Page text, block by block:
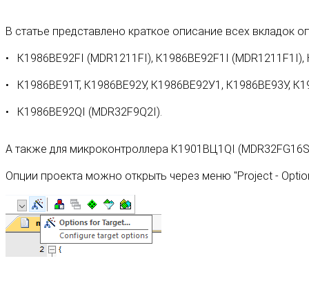
В статье представлено краткое описание всех вкладок
К1986ВЕ92FI (MDR1211FI), К1986ВЕ92F1I
К1986ВЕ91Т, К1986ВЕ92У, К1986ВЕ92У1, К1986ВЕ93У,
К1986ВЕ92QI (MDR32F9Q2I).
А также для микроконтроллера К1901ВЦ1QI
Опции проекта можно открыть через меню "Project -